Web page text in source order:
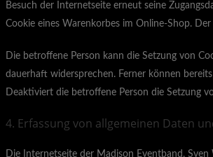
Besuch der Internetseite erneut seine
Cookie eines Warenkorbes im Online-Shop.
Die betroffene Person kann die Setzung von
dauerhaft widersprechen. Ferner können
Deaktiviert die betroffene Person die Setzung
4. Erfassung von allgemeinen Daten
Die Internetseite der Madison Eventband,